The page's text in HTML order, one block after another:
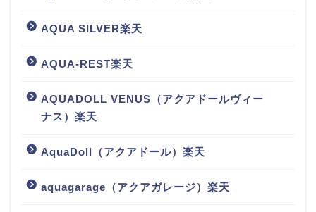
AQUA SILVER楽天
AQUA-REST楽天
AQUADOLL VENUS（アクアドールヴィー
ナス）楽天
AquaDoll（アクアドール）楽天
aquagarage（アクアガレージ）楽天